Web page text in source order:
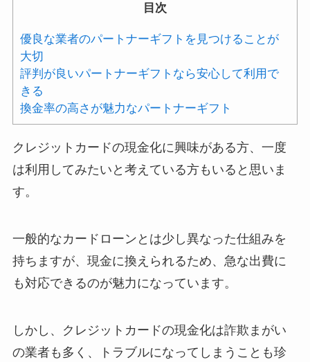
目次
優良な業者のパートナーギフトを見つけることが
大切
評判が良いパートナーギフトなら安心して利用で
きる
換金率の高さが魅力なパートナーギフト
クレジットカードの現金化に興味がある方、一度
は利用してみたいと考えている方もいると思いま
す。
一般的なカードローンとは少し異なった仕組みを
持ちますが、現金に換えられるため、急な出費に
も対応できるのが魅力になっています。
しかし、クレジットカードの現金化は詐欺まがい
の業者も多く、トラブルになってしまうことも珍